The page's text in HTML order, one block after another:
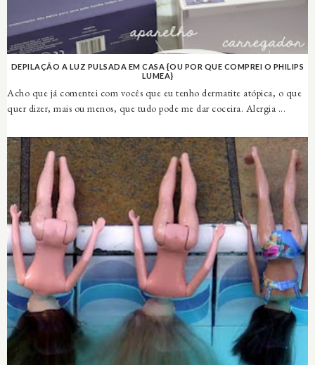
DEPILAÇÃO A LUZ PULSADA EM CASA {OU POR QUE COMPREI O PHILIPS
LUMEA}
Acho que já comentei com vocês que eu tenho dermatite atópica, o que
quer dizer, mais ou menos, que tudo pode me dar coceira. Alergia ...